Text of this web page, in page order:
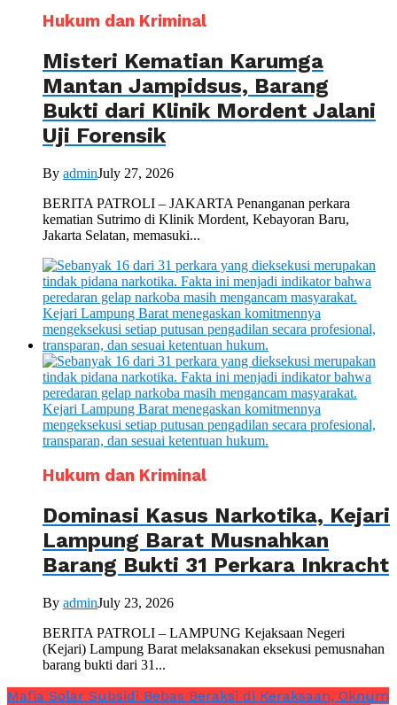
Hukum dan Kriminal
Misteri Kematian Karumga
Mantan Jampidsus, Barang
Bukti dari Klinik Mordent Jalani
Uji Forensik
By adminJuly 27, 2026
BERITA PATROLI – JAKARTA Penanganan perkara
kematian Sutrimo di Klinik Mordent, Kebayoran Baru,
Jakarta Selatan, memasuki...
Hukum dan Kriminal
Dominasi Kasus Narkotika, Kejari
Lampung Barat Musnahkan
Barang Bukti 31 Perkara Inkracht
By adminJuly 23, 2026
BERITA PATROLI – LAMPUNG Kejaksaan Negeri
(Kejari) Lampung Barat melaksanakan eksekusi pemusnahan
barang bukti dari 31...
Mafia Solar Subsidi Bebas Beraksi di Keraksaan, Oknum